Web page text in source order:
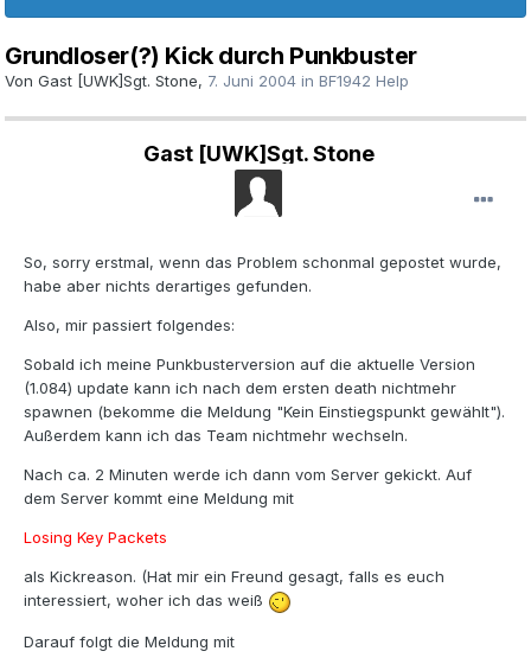
Grundloser(?) Kick durch Punkbuster
Von Gast [UWK]Sgt. Stone, 7. Juni 2004 in BF1942 Help
Gast [UWK]Sgt. Stone
So, sorry erstmal, wenn das Problem schonmal gepostet wurde,
habe aber nichts derartiges gefunden.
Also, mir passiert folgendes:
Sobald ich meine Punkbusterversion auf die aktuelle Version
(1.084) update kann ich nach dem ersten death nichtmehr
spawnen (bekomme die Meldung "Kein Einstiegspunkt gewählt").
Außerdem kann ich das Team nichtmehr wechseln.
Nach ca. 2 Minuten werde ich dann vom Server gekickt. Auf
dem Server kommt eine Meldung mit
Losing Key Packets
als Kickreason. (Hat mir ein Freund gesagt, falls es euch
interessiert, woher ich das weiß
Darauf folgt die Meldung mit